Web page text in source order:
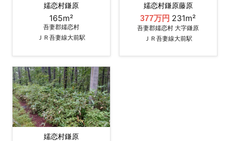
嬬恋村鎌原
165m²
吾妻郡嬬恋村
ＪＲ吾妻線大前駅
嬬恋村鎌原藤原
377万円 231m²
吾妻郡嬬恋村 大字鎌原
ＪＲ吾妻線大前駅
嬬恋村鎌原